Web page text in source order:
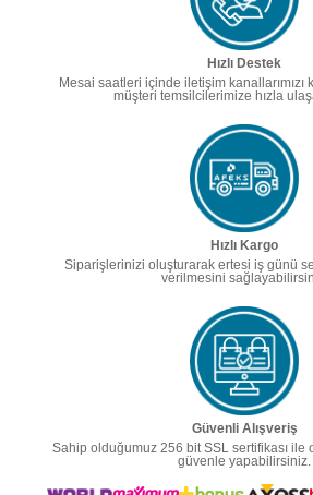
Hızlı Destek
Mesai saatleri içinde iletişim
müşteri temsilcilerimize hızla
Hızlı Kargo
Siparişlerinizi oluşturarak ertesi iş günü
verilmesini
Güvenli Alışveriş
Sahip olduğumuz 256 bit SSL sertifikası ile
güvenle yapabilirsiniz.